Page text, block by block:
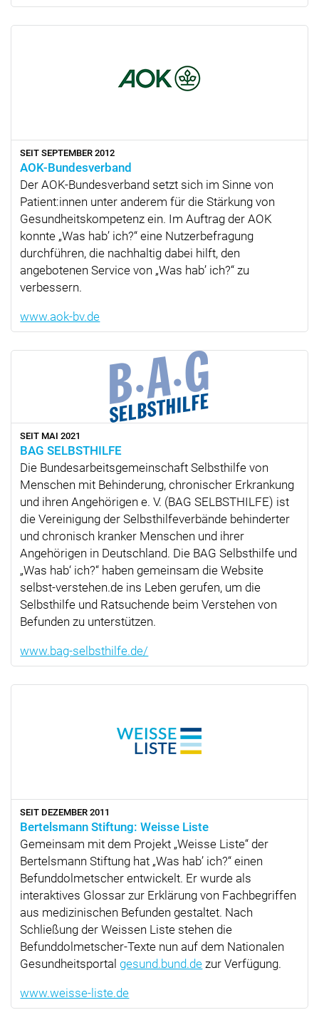
SEIT SEPTEMBER 2012
AOK-Bundesverband
Der AOK-Bundesverband setzt sich im Sinne von
Patient:innen unter anderem für die Stärkung von
Gesundheitskompetenz ein. Im Auftrag der AOK
konnte Was hab’ ich? eine Nutzerbefragung
durchführen, die nachhaltig dabei hilft, den
angebotenen Service von Was hab’ ich? zu
verbessern.
www.aok-bv.de
SEIT MAI 2021
BAG SELBSTHILFE
Die Bundesarbeitsgemeinschaft Selbsthilfe von
Menschen mit Behinderung, chronischer Erkrankung
und ihren Angehörigen e. V. (BAG SELBSTHILFE) ist
die Vereinigung der Selbsthilfeverbände behinderter
und chronisch kranker Menschen und ihrer
Angehörigen in Deutschland. Die BAG Selbsthilfe und
„Was hab‘ ich?“ haben gemeinsam die Website
selbst-verstehen.de ins Leben gerufen, um die
Selbsthilfe und Ratsuchende beim Verstehen von
Befunden zu unterstützen.
www.bag-selbsthilfe.de/
SEIT DEZEMBER 2011
Bertelsmann Stiftung: Weisse Liste
Gemeinsam mit dem Projekt Weisse Liste der
Bertelsmann Stiftung hat Was hab’ ich? einen
Befunddolmetscher entwickelt. Er wurde als
interaktives Glossar zur Erklärung von Fachbegriffen
aus medizinischen Befunden gestaltet. Nach
Schließung der Weissen Liste stehen die
Befunddolmetscher-Texte nun auf dem Nationalen
Gesundheitsportal gesund.bund.de zur Verfügung.
www.weisse-liste.de